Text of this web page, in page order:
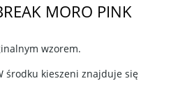
MORO PINK
wzorem.
środku kieszeni znajduje się